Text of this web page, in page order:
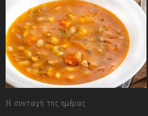
Η συνταγή της ημέρας